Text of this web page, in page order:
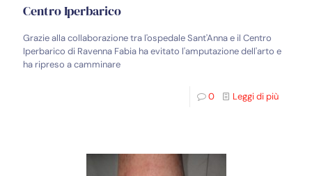
Centro Iperbarico
Grazie alla collaborazione tra l'ospedale Sant'Anna e il Centro
Iperbarico di Ravenna Fabia ha evitato l'amputazione dell'arto e
ha ripreso a camminare
0 Leggi di più